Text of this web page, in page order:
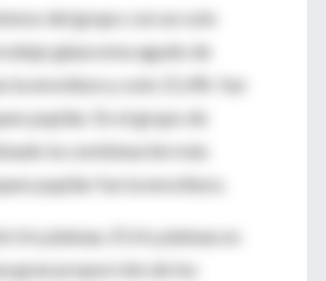
del grupo con un solo
glaucoma agudo de
la envoltura y solo 21,4% fue
pupilar. En el grupo de
la combinación más
pupilar fue la envoltura.
iris plateau. El iris plateau es
gran proporción de los